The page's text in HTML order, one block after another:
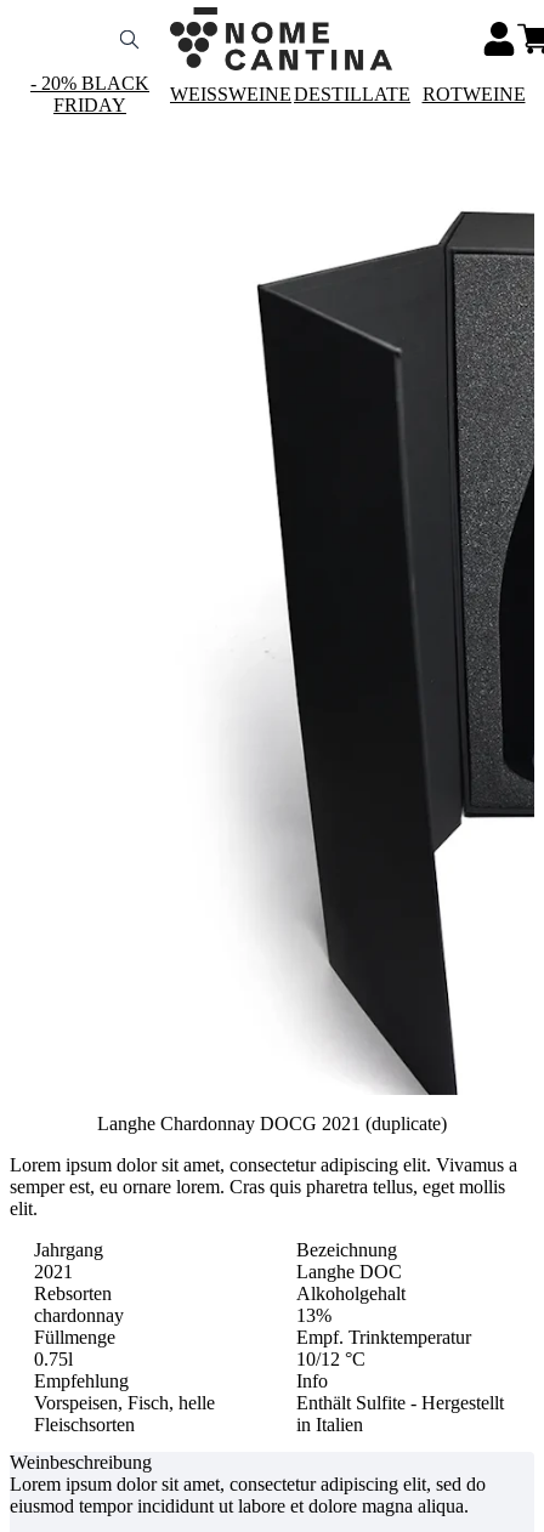
- 20% BLACK
FRIDAY
WEISSWEINEDESTILLATE ROTWEINE
Langhe Chardonnay DOCG 2021 (duplicate)
Lorem ipsum dolor sit amet, consectetur adipiscing elit. Vivamus a
semper est, eu ornare lorem. Cras quis pharetra tellus, eget mollis
elit.
Jahrgang
2021
Bezeichnung
Langhe DOC
Rebsorten
chardonnay
Alkoholgehalt
13%
Füllmenge
0.75l
Empf. Trinktemperatur
10/12 °C
Empfehlung
Vorspeisen, Fisch, helle
Fleischsorten
Info
Enthält Sulfite - Hergestellt
in Italien
Weinbeschreibung
Lorem ipsum dolor sit amet, consectetur adipiscing elit, sed do
eiusmod tempor incididunt ut labore et dolore magna aliqua.